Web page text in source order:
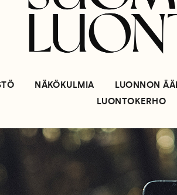
NÄKÖKULMIA LUONNON
LUONTOKERHO